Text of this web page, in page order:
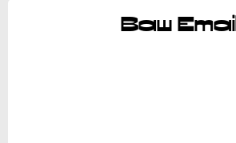
Ваш Email